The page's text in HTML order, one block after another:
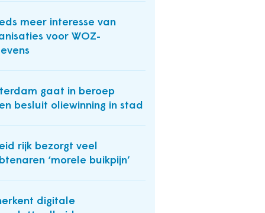
meer interesse van
voor WOZ-
gaat in beroep
besluit oliewinning in stad
rijk bezorgt veel
‘morele buikpijn’
digitale